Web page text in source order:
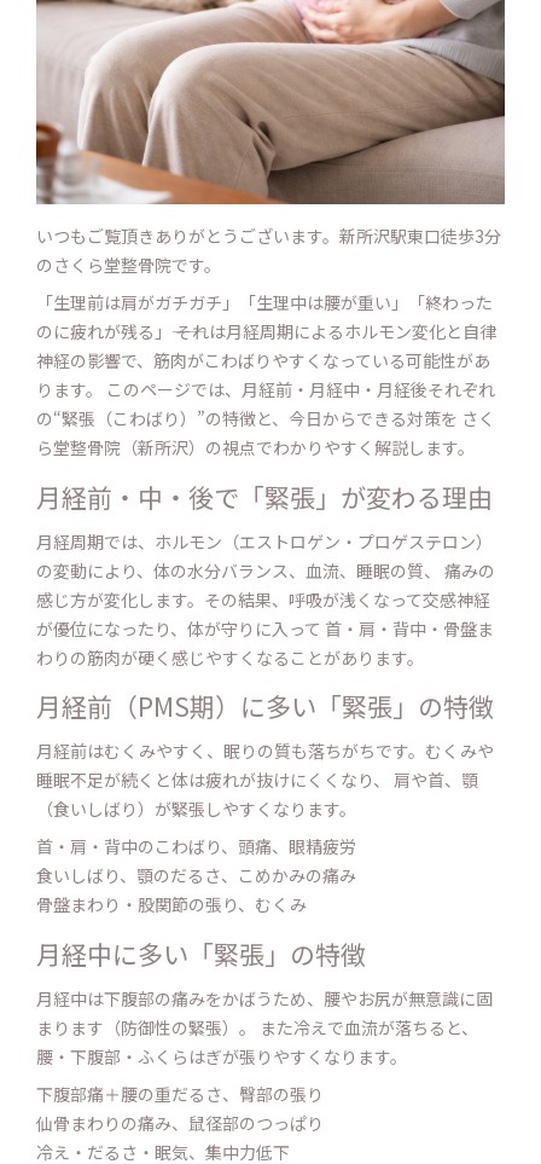
いつもご覧頂きありがとうございます。新所沢駅東口徒歩3分
のさくら堂整骨院です。
「生理前は肩がガチガチ」「生理中は腰が重い」「終わった
のに疲れが残る」―― それは月経周期によるホルモン変化と自律
神経の影響で、筋肉がこわばりやすくなっている可能性があ
ります。 このページでは、月経前・月経中・月経後それぞれ
の“緊張（こわばり）”の特徴と、今日からできる対策を さく
ら堂整骨院（新所沢）の視点でわかりやすく解説します。
月経前・中・後で「緊張」が変わる理由
月経周期では、ホルモン（エストロゲン・プロゲステロン）
の変動により、体の水分バランス、血流、睡眠の質、 痛みの
感じ方が変化します。その結果、呼吸が浅くなって交感神経
が優位になったり、体が守りに入って 首・肩・背中・骨盤ま
わりの筋肉が硬く感じやすくなることがあります。
月経前（PMS期）に多い「緊張」の特徴
月経前はむくみやすく、眠りの質も落ちがちです。むくみや
睡眠不足が続くと体は疲れが抜けにくくなり、 肩や首、顎
（食いしばり）が緊張しやすくなります。
首・肩・背中のこわばり、頭痛、眼精疲労
食いしばり、顎のだるさ、こめかみの痛み
骨盤まわり・股関節の張り、むくみ
月経中に多い「緊張」の特徴
月経中は下腹部の痛みをかばうため、腰やお尻が無意識に固
まります（防御性の緊張）。 また冷えで血流が落ちると、
腰・下腹部・ふくらはぎが張りやすくなります。
下腹部痛＋腰の重だるさ、臀部の張り
仙骨まわりの痛み、鼠径部のつっぱり
冷え・だるさ・眠気、集中力低下